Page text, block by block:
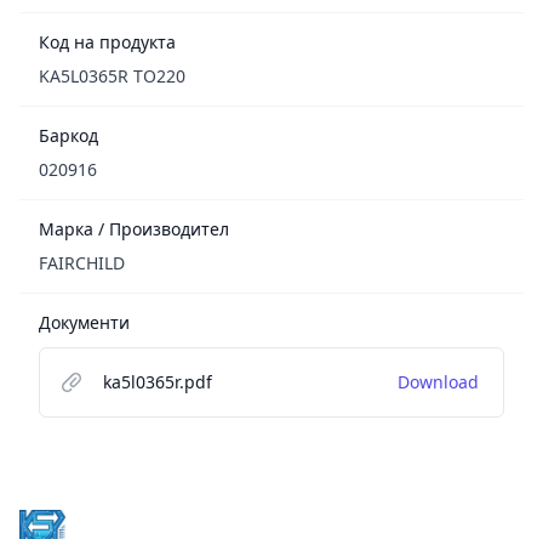
Код на продукта
KA5L0365R TO220
Баркод
020916
Марка / Производител
FAIRCHILD
Документи
ka5l0365r.pdf Download